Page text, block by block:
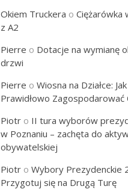
Okiem Truckera oCiężarówka
z A2
Pierre o Dotacje na wymianę
drzwi
Pierre oWiosna na Działce: Jak
Prawidłowo Zagospodarować
Piotr o II tura wyborów
w Poznaniu – zachęta do
obywatelskiej
Piotr oWybory Prezydenckie
Przygotuj się na Drugą Turę